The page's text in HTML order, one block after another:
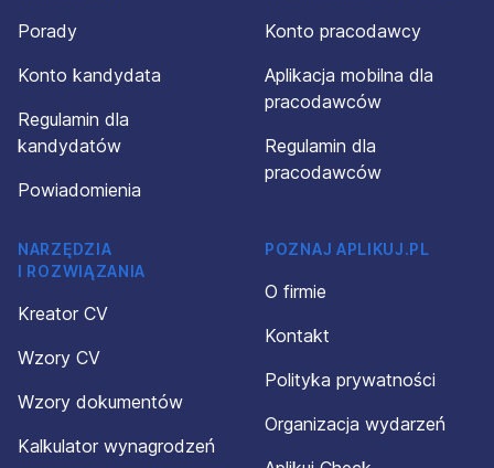
Porady
Konto kandydata
Regulamin dla
kandydatów
Powiadomienia
Konto pracodawcy
Aplikacja mobilna dla
pracodawców
Regulamin dla
pracodawców
NARZĘDZIA
I ROZWIĄZANIA
Kreator CV
Wzory CV
Wzory dokumentów
Kalkulator wynagrodzeń
POZNAJ APLIKUJ.PL
O firmie
Kontakt
Polityka prywatności
Organizacja wydarzeń